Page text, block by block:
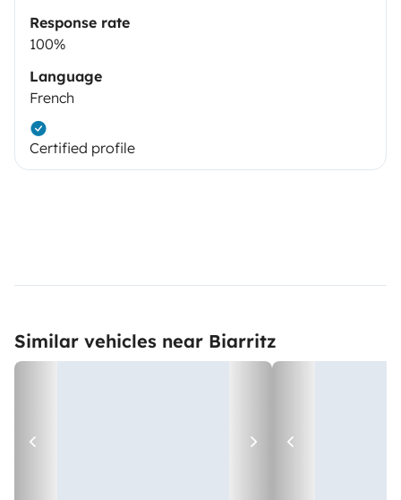
Response rate
100%
Language
French
Certified profile
Similar vehicles near Biarritz